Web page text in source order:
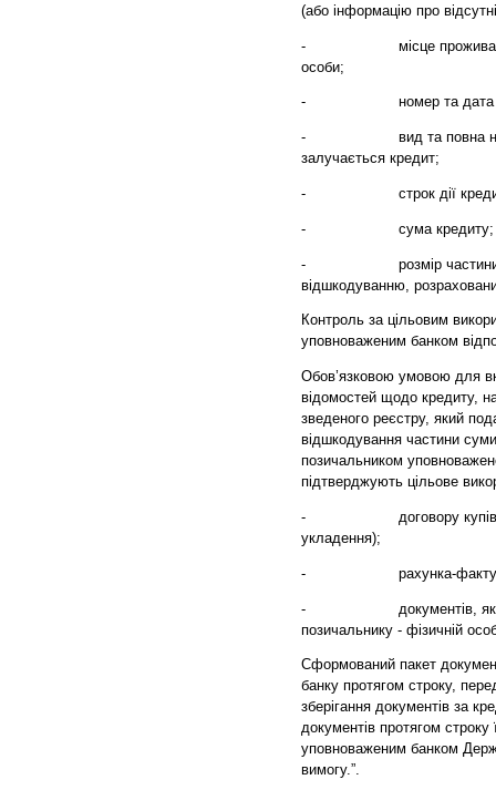
(або інформацію про
- місце проживання
особи;
- номер та дата
- вид та повна назва
залучається кредит;
- строк дії
- сума кредиту;
- розмір частини
відшкодуванню,
Контроль за цільовим
уповноваженим банком
Обов’язковою умовою для
відомостей щодо кредиту,
зведеного реєстру, який
відшкодування частини
позичальником
підтверджують цільове
- договору купівлі-
укладення);
- рахунка-фактури на
- документів, які
позичальнику - фізичній
Сформований пакет
банку протягом строку,
зберігання документів за
документів протягом строку
уповноваженим банком
вимогу.”.